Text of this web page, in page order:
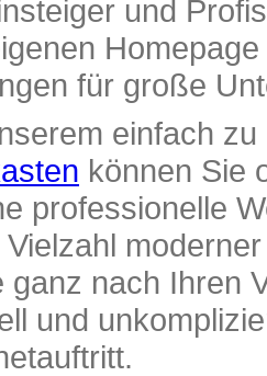
und
für große
einfach
können Sie
professionelle
Vielzahl
ganz nach Ihren
und